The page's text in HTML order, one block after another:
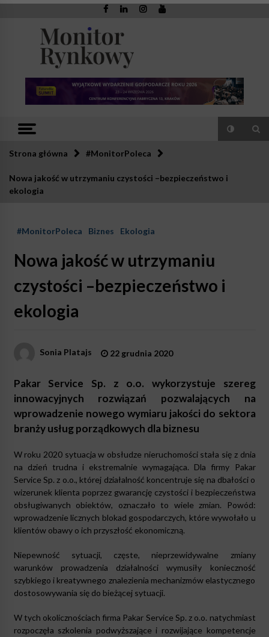
Skip
Monitor
Rynkowy
Strona główna #MonitorPoleca
Nowa jakość w utrzymaniu czystości –bezpieczeństwo i
ekologia
#MonitorPoleca Biznes Ekologia
Nowa jakość w utrzymaniu
czystości –bezpieczeństwo i
ekologia
Sonia Platajs 22 grudnia 2020
Pakar Service Sp. z o.o. wykorzystuje szereg
innowacyjnych rozwiązań pozwalających na
wprowadzenie nowego wymiaru jakości do sektora
branży usług porządkowych dla biznesu
W roku 2020 sytuacja w obsłudze nieruchomości stała się z dnia
na dzień trudna i ekstremalnie wymagająca. Dla firmy Pakar
Service Sp. z o.o., której działalność koncentruje się na dbałości o
wizerunek klienta poprzez gwarancję czystości i bezpieczeństwa
obsługiwanych obiektów, oznaczało to wiele zmian. Powód:
wprowadzenie licznych blokad gospodarczych, które wywołało u
klientów obawy o ich przyszłość ekonomiczną.
Niepewność sytuacji, częste, nieprzewidywalne zmiany
warunków prowadzenia działalności wymusiły konieczność
szybkiego i kreatywnego znalezienia mechanizmów elastycznego
dostosowywania się do bieżącej sytuacji.
W tych okolicznościach firma Pakar Service Sp. z o.o. natychmiast
rozpoczęła szkolenia podwyższające i rozwijające kompetencje